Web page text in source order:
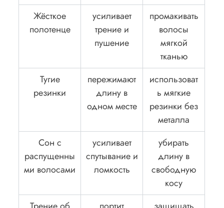
Жёсткое
полотенце
усиливает
трение и
пушение
промакивать
волосы
мягкой
тканью
Тугие
резинки
пережимают
длину в
одном месте
использоват
ь мягкие
резинки без
металла
Сон с
распущенны
ми волосами
усиливает
спутывание и
ломкость
убирать
длину в
свободную
косу